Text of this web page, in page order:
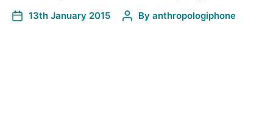
13th January 2015 By anthropologiphone